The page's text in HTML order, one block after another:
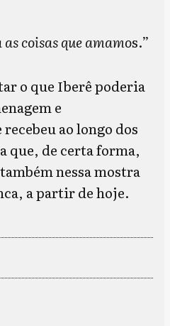
coisas que amamos.”
o que Iberê poderia
e
ao longo dos
que, de certa forma,
nessa mostra
a partir de hoje.